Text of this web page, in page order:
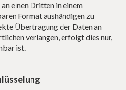
einen Dritten in einem
Format aushändigen zu
Übertragung der Daten an
verlangen, erfolgt dies nur,
ist.